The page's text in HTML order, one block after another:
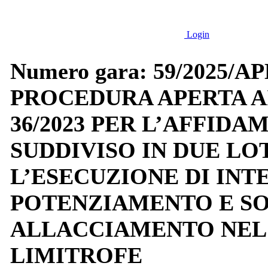
Login
Numero gara: 59/2025/
PROCEDURA APERTA
36/2023 PER
SUDDIVISO IN DUE
L’ESECUZIONE DI
POTENZIAMENTO E
ALLACCIAMENTO
LIMITROFE